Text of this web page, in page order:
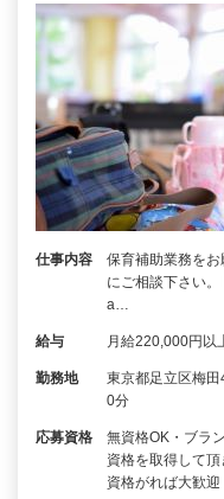
仕事内容
保育補助業務を
にご相談下さい
a…
給与 月給220,000円以
勤務地
東京都足立区梅
0分
応募資格
無資格OK・ブラ
資格を取得して
資格がれば大歓迎